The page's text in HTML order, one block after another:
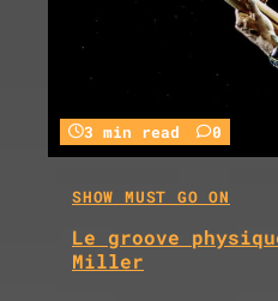
3 min read 0
SHOW MUST GO ON
Le groove
Miller